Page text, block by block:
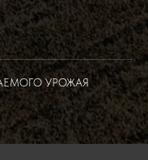
УРОЖАЯ